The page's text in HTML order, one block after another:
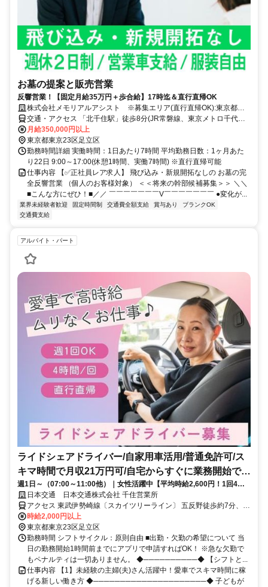
お墓の提案と販売営業
反響営業！【固定月給35万円＋歩合給】17時迄＆直行直帰OK
株式会社メモリアルアシスト ※募集エリア(直行直帰OK):東京都・
神奈川県
交通・アクセス 「北千住駅」徒歩8分(JR常磐線、東京メトロ千代田
線・日比谷線、東武スカイツリーライン、つくばエクスプレスよりア
クセス可)
月給350,000円以上
東京都東京23区足立区
勤務時間詳細 実働時間：1日あたり7時間 平均勤務日数：1ヶ月あた
り22日 9:00～17:00(休憩1時間、実働7時間) ※直行直帰可能
仕事内容 【✅正社員レア求人】 飛び込み・新規開拓なしの お墓の完
全反響営業 （個人のお客様対象） ＜＜将来の幹部候補募集＞＞ ＼＼
■こんな方にぜひ！■／／ ￣￣￣￣￣￣￣V￣￣￣￣￣￣￣ ●変化が...
業界未経験者歓迎 固定時間制 交通費全額支給 賞与あり
ブランクOK
交通費支給
アルバイト・パート
ライドシェアドライバー/自家用車活用/普通免許可/ス
キマ時間で月収21万円可/自宅からすぐに業務開始でき
る
週1日～（07:00～11:00他）｜女性活躍中【平均時給2,600円！1回4時
間・愛車で直行直帰】ライドシェアのドライバー◎週1回・4時間でOK
なのでスキマ時間に！当日の急なシフト変更も調整OK！
日本交通 日本交通株式会社 千住営業所
アクセス 東武伊勢崎線〔スカイツリーライン〕 五反野徒歩約7分、東
武伊勢崎線〔スカイツリーライン〕 小菅徒歩約9分、東京メトロ千代
田線 綾瀬西口徒歩約15分
時給2,000円以上
東京都東京23区足立区
勤務時間 シフトサイクル：原則自由 ■出勤・欠勤の希望について 当
日の勤務開始1時間前までにアプリで申請すればOK！ ※急な欠勤で
もペナルティは一切ありません。 ◆──────────◆ 【シフトと...
仕事内容 【1】未経験の主婦(夫)さん活躍中！愛車でスキマ時間に稼
げる新しい働き方 ◆─────────────────────◆ 子どもが